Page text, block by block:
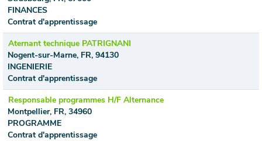
FINANCES
Contrat d'apprentissage
Aternant technique PATRIGNANI
Nogent-sur-Marne, FR, 94130
INGENIERIE
Contrat d'apprentissage
Responsable programmes H/F Alternance
Montpellier, FR, 34960
PROGRAMME
Contrat d'apprentissage